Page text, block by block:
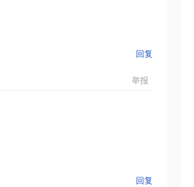
回复
举报
回复